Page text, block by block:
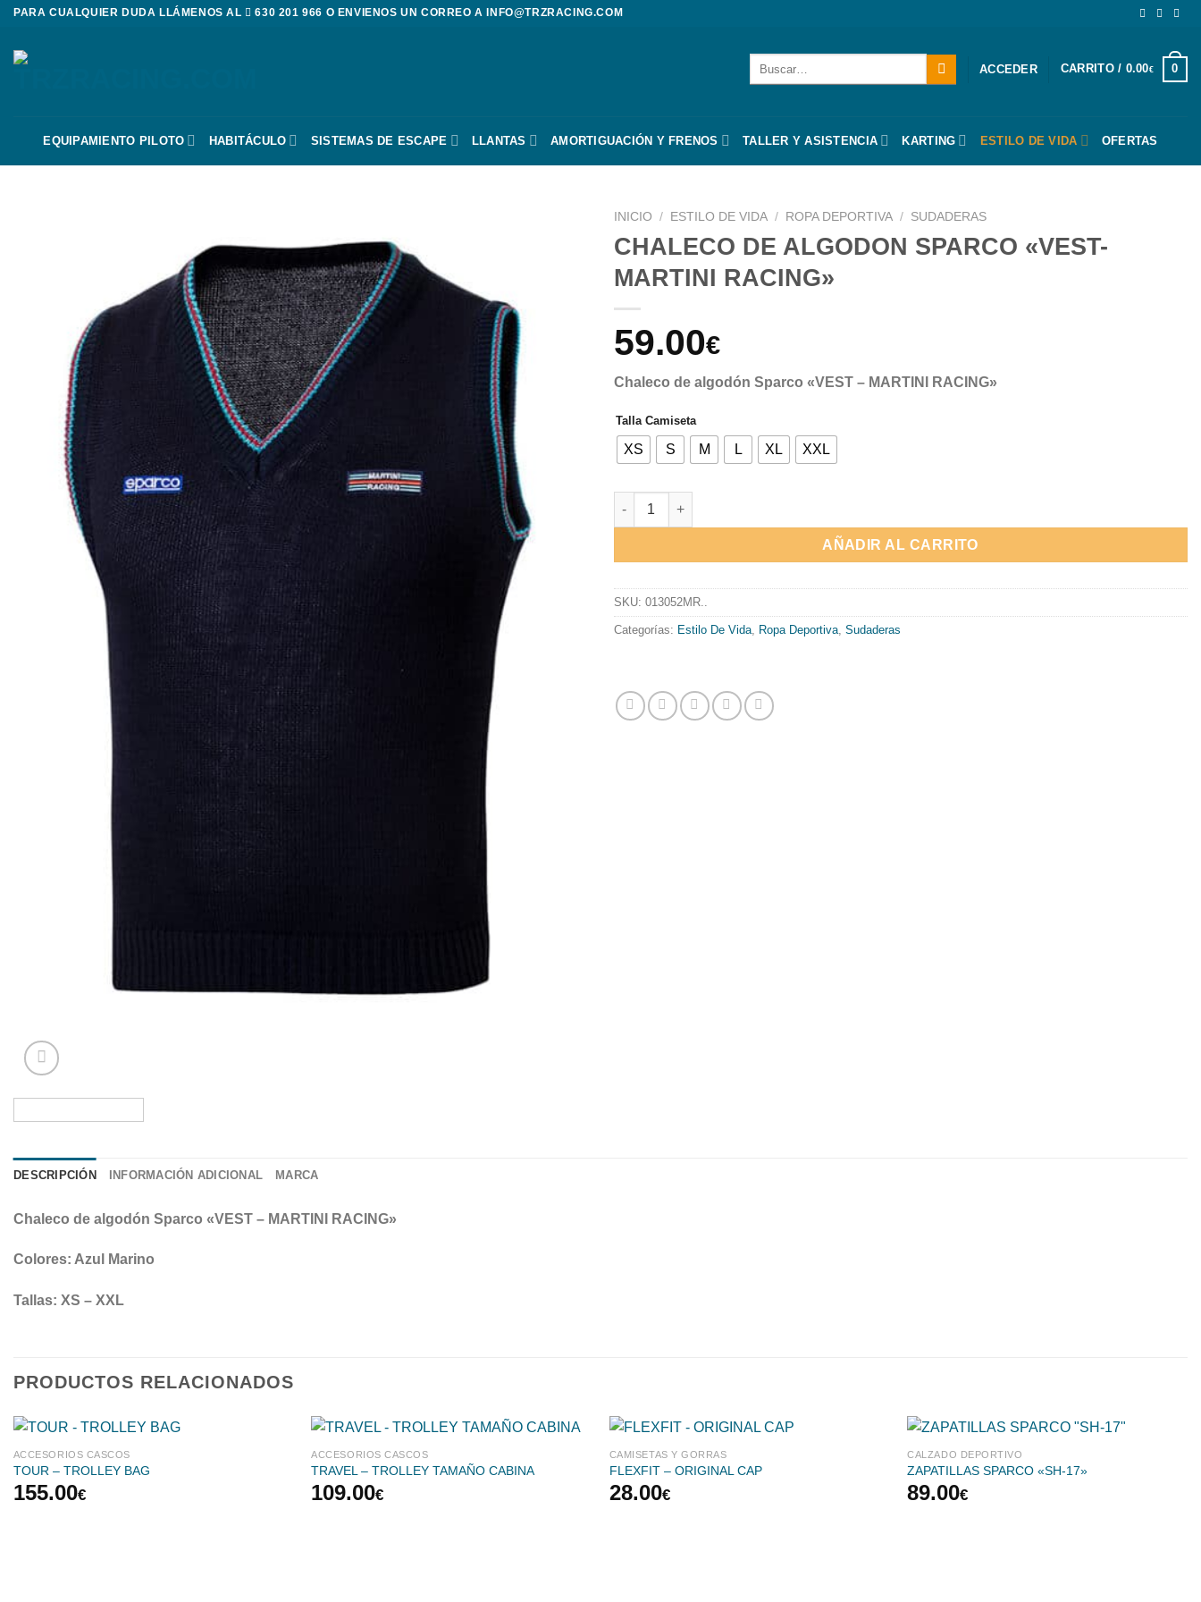
Saltar
contenido
PARA CUALQUIER DUDA LLÁMENOS AL 630 201 966 O ENVIENOS UN CORREO A INFO@TRZRACING.COM
ACCEDER CARRITO / 0.00€ 0
EQUIPAMIENTO PILOTO HABITÁCULO SISTEMAS DE ESCAPE LLANTAS AMORTIGUACIÓN Y FRENOS TALLER Y ASISTENCIA KARTING ESTILO DE VIDA OFERTAS
INICIO / ESTILO DE VIDA / ROPA DEPORTIVA / SUDADERAS
CHALECO DE ALGODON SPARCO «VEST-
MARTINI RACING»
59.00€
Chaleco de algodón Sparco «VEST – MARTINI RACING»
Talla Camiseta
XS S M L XL XXL
CHALECO DE ALGODON SPARCO "VEST-MARTINI RACING" cantidad
AÑADIR AL CARRITO
SKU: 013052MR..
Categorías: Estilo De Vida Ropa Deportiva Sudaderas
DESCRIPCIÓN INFORMACIÓN ADICIONAL MARCA
Chaleco de algodón Sparco «VEST – MARTINI RACING»
Colores: Azul Marino
Tallas: XS – XXL
PRODUCTOS RELACIONADOS
ACCESORIOS CASCOS
TOUR – TROLLEY BAG
155.00€
ACCESORIOS CASCOS
TRAVEL – TROLLEY TAMAÑO CABINA
109.00€
CAMISETAS Y GORRAS
FLEXFIT – ORIGINAL CAP
28.00€
CALZADO DEPORTIVO
ZAPATILLAS SPARCO «SH-17»
89.00€